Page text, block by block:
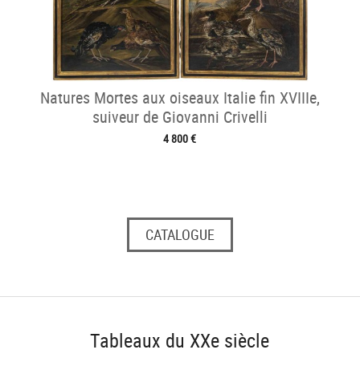
Natures Mortes aux oiseaux Italie fin XVIIIe,
suiveur de Giovanni Crivelli
4 800 €
CATALOGUE
Tableaux du XXe siècle